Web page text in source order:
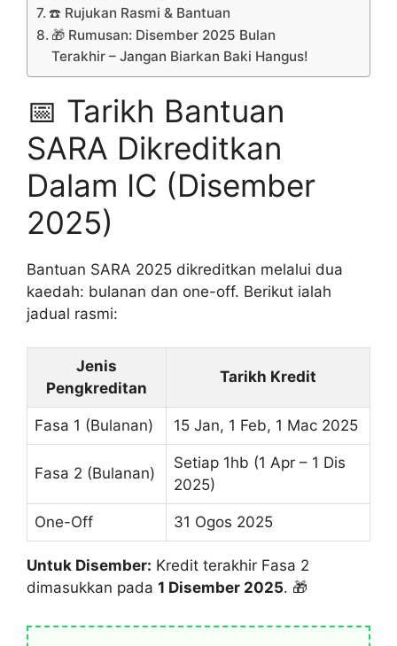
☎️ Rujukan Rasmi & Bantuan
🎁 Rumusan: Disember 2025 Bulan
Terakhir – Jangan Biarkan Baki Hangus!
📅 Tarikh Bantuan
SARA Dikreditkan
Dalam IC (Disember
2025)
Bantuan SARA 2025 dikreditkan melalui dua
kaedah: bulanan dan one-off. Berikut ialah
jadual rasmi:
Jenis
Pengkreditan
Tarikh Kredit
Fasa 1 (Bulanan) 15 Jan, 1 Feb, 1 Mac 2025
Fasa 2 (Bulanan)
Setiap 1hb (1 Apr – 1 Dis
2025)
One-Off 31 Ogos 2025
Untuk Disember: Kredit terakhir Fasa 2
dimasukkan pada 1 Disember 2025. 🎁